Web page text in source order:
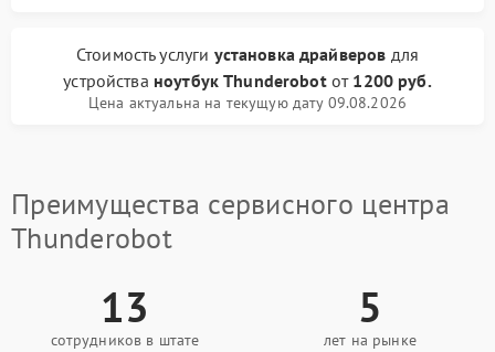
Стоимость услуги установка драйверов для
устройства ноутбук Thunderobotот 1200 руб.
Цена актуальна на текущую дату 09.08.2026
Преимущества сервисного центра
Thunderobot
13
сотрудников в штате
5
лет на рынке